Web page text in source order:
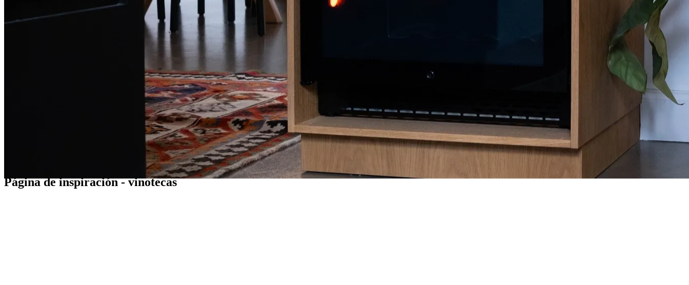
Página de inspiración - vinotecas